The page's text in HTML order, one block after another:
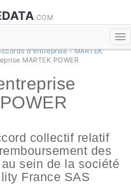
.COM
d'entreprise›MARTEK
MARTEK POWER
collectif relatif
des
sein de la société
France SAS